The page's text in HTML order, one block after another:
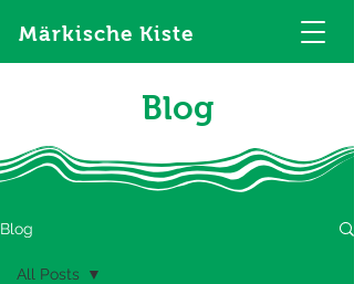
Märkische Kiste
Blog
Blog
All Posts